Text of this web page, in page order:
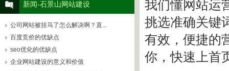
我们懂网站运
挑选准确关键
有效，便捷的
你，快速上首
新闻-石景山网站建设
公司网站被挂马了怎么解决啊？直...
百度竞价的优缺点
seo优化的优缺点
企业网站建设的意义和价值